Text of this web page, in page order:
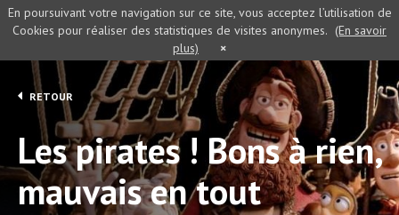
RETOUR
Les pirates ! Bons à rien,
mauvais en tout
En poursuivant votre navigation sur ce site, vous acceptez l’utilisation de
Cookies pour réaliser des statistiques de visites anonymes. (En savoir
plus)
×